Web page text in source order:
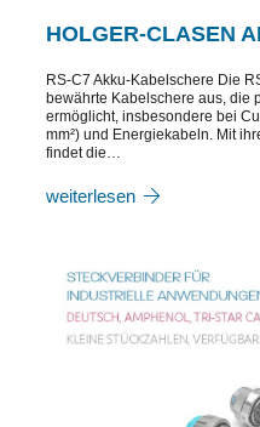
HOLGER-CLASEN
RS-C7 Akku-Kabelschere Die
bewährte Kabelschere aus, die
ermöglicht, insbesondere bei
mm²) und Energiekabeln. Mit
findet die…
weiterlesen